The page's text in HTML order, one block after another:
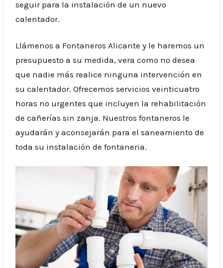
seguir para la instalación de un nuevo
calentador.
Llámenos a Fontaneros Alicante y le haremos un
presupuesto a su medida, vera como no desea
que nadie más realice ninguna intervención en
su calentador. Ofrecemos servicios veinticuatro
horas no urgentes que incluyen la rehabilitación
de cañerías sin zanja. Nuestros fontaneros le
ayudarán y aconsejarán para el saneamiento de
toda su instalación de fontaneria.